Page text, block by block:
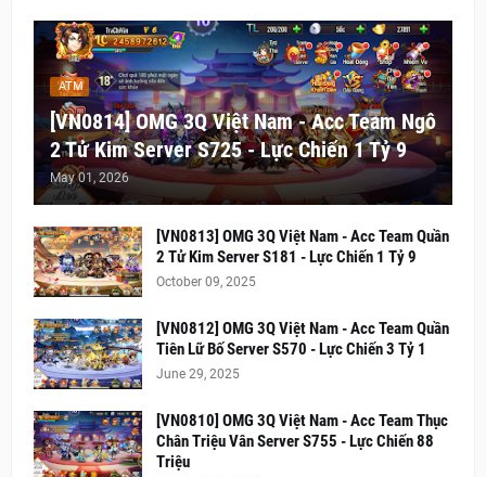
ATM
[VN0814] OMG 3Q Việt Nam - Acc Team Ngô
2 Tử Kim Server S725 - Lực Chiến 1 Tỷ 9
May 01, 2026
[VN0813] OMG 3Q Việt Nam - Acc Team Quần
2 Tử Kim Server S181 - Lực Chiến 1 Tỷ 9
October 09, 2025
[VN0812] OMG 3Q Việt Nam - Acc Team Quần
Tiên Lữ Bố Server S570 - Lực Chiến 3 Tỷ 1
June 29, 2025
[VN0810] OMG 3Q Việt Nam - Acc Team Thục
Chân Triệu Vân Server S755 - Lực Chiến 88
Triệu